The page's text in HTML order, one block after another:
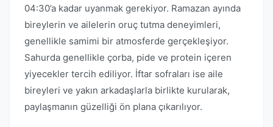
04:30’a kadar uyanmak gerekiyor. Ramazan ayında
bireylerin ve ailelerin oruç tutma deneyimleri,
genellikle samimi bir atmosferde gerçekleşiyor.
Sahurda genellikle çorba, pide ve protein içeren
yiyecekler tercih ediliyor. İftar sofraları ise aile
bireyleri ve yakın arkadaşlarla birlikte kurularak,
paylaşmanın güzelliği ön plana çıkarılıyor.